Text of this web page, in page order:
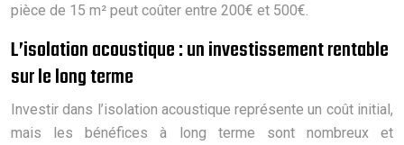
pièce de 15 m² peut coûter entre 200€ et 500€.
L’isolation acoustique : un investissement rentable
sur le long terme
Investir dans l’isolation acoustique représente un coût initial,
mais les bénéfices à long terme sont nombreux et